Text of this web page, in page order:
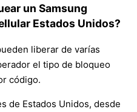
un Samsung
Estados Unidos?
liberar de varías
el tipo de bloqueo
código.
de Estados Unidos, desde